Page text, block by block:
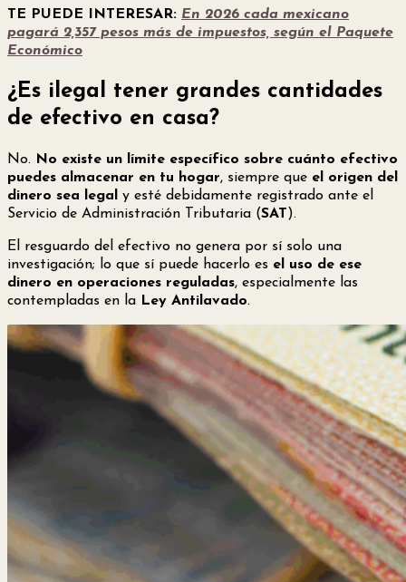
TE PUEDE INTERESAR: En 2026 cada mexicano
pagará 2,357 pesos más de impuestos, según el Paquete
Económico
¿Es ilegal tener grandes cantidades
de efectivo en casa?
No.
No existe un límite específico sobre cuánto efectivo
puedes almacenar en tu hogar, siempre que el origen del
dinero sea legal
y esté debidamente registrado ante el
Servicio de Administración Tributaria (SAT).
El resguardo del efectivo no genera por sí solo una
investigación; lo que sí puede hacerlo es el uso de ese
dinero en operaciones reguladas, especialmente las
contempladas en la Ley Antilavado.